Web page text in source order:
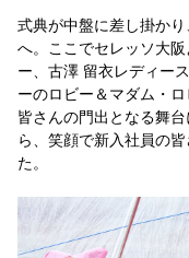
式典が中盤に差し掛か
へ。ここでセレッソ大
ー、古澤 留衣レディー
ーのロビー＆マダム・
皆さんの門出となる舞
ら、笑顔で新入社員の
た。